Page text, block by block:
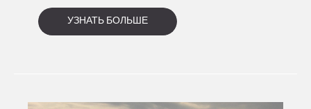
УЗНАТЬ БОЛЬШЕ